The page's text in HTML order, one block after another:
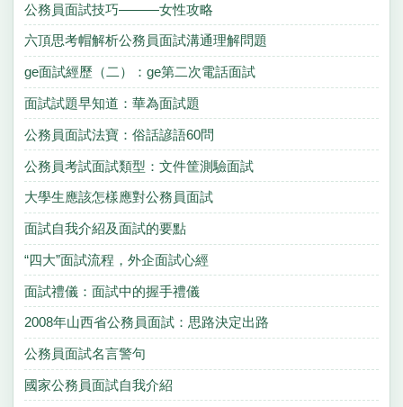
公務員面試技巧———女性攻略
六頂思考帽解析公務員面試溝通理解問題
ge面試經歷（二）：ge第二次電話面試
面試試題早知道：華為面試題
公務員面試法寶：俗話諺語60問
公務員考試面試類型：文件筐測驗面試
大學生應該怎樣應對公務員面試
面試自我介紹及面試的要點
“四大”面試流程，外企面試心經
面試禮儀：面試中的握手禮儀
2008年山西省公務員面試：思路決定出路
公務員面試名言警句
國家公務員面試自我介紹